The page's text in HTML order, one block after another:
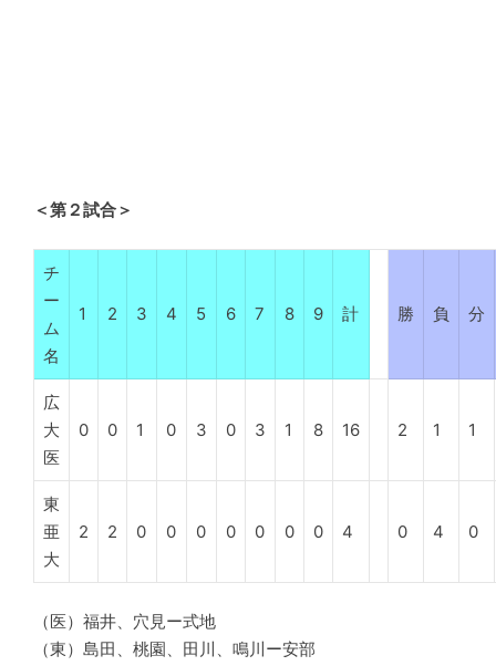
＜第２試合＞
チ
ー
ム
名
1 2 3 4 5 6 7 8 9 計 勝 負 分
広
大
医
0 0 1 0 3 0 3 1 8 16 2 1 1
東
亜
大
2 2 0 0 0 0 0 0 0 4 0 4 0
（医）福井、穴見ー式地
（東）島田、桃園、田川、鳴川ー安部